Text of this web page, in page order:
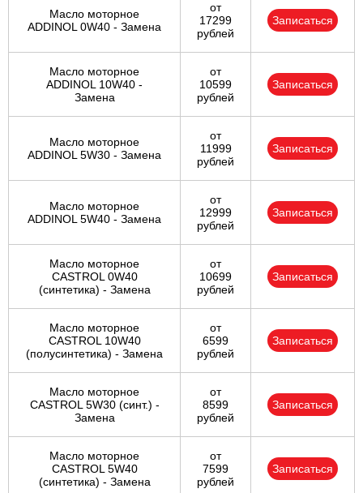
Масло моторное
ADDINOL 0W40 - Замена
от
17299
рублей
Записаться
Масло моторное
ADDINOL 10W40 -
Замена
от
10599
рублей
Записаться
Масло моторное
ADDINOL 5W30 - Замена
от
11999
рублей
Записаться
Масло моторное
ADDINOL 5W40 - Замена
от
12999
рублей
Записаться
Масло моторное
CASTROL 0W40
(синтетика) - Замена
от
10699
рублей
Записаться
Масло моторное
CASTROL 10W40
(полусинтетика) - Замена
от
6599
рублей
Записаться
Масло моторное
CASTROL 5W30 (синт.) -
Замена
от
8599
рублей
Записаться
Масло моторное
CASTROL 5W40
(синтетика) - Замена
от
7599
рублей
Записаться